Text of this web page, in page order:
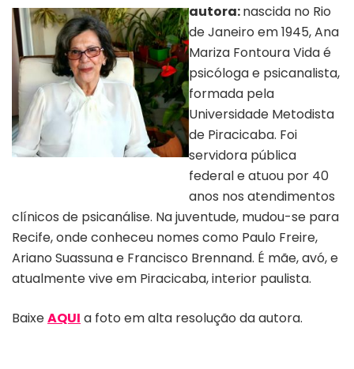
autora:nascida no Rio
de Janeiro em 1945, Ana
Mariza Fontoura Vida é
psicóloga e psicanalista,
formada pela
Universidade Metodista
de Piracicaba. Foi
servidora pública
federal e atuou por 40
anos nos atendimentos
clínicos de psicanálise. Na juventude, mudou-se para
Recife, onde conheceu nomes como Paulo Freire,
Ariano Suassuna e Francisco Brennand. É mãe, avó, e
atualmente vive em Piracicaba, interior paulista.
BaixeAQUI a foto em alta resolução da autora.